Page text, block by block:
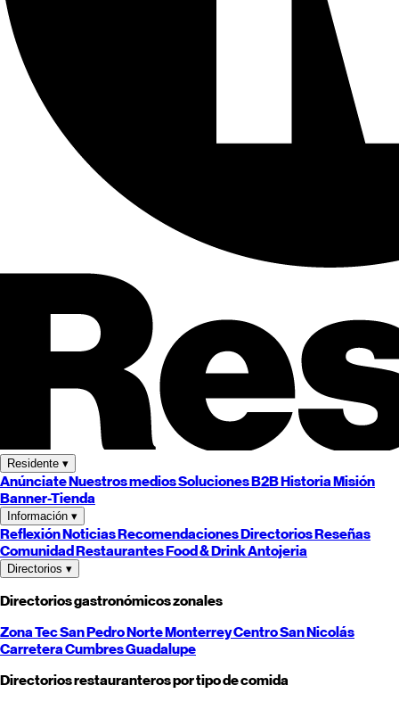
Residente ▾
AnúnciateNuestros mediosSoluciones B2BHistoriaMisión
Banner-Tienda
Información ▾
ReflexiónNoticiasRecomendacionesDirectoriosReseñas
ComunidadRestaurantesFood & DrinkAntojeria
Directorios ▾
Directorios gastronómicos zonales
Zona TecSan PedroNorteMonterreyCentroSan Nicolás
CarreteraCumbresGuadalupe
Directorios restauranteros por tipo de comida